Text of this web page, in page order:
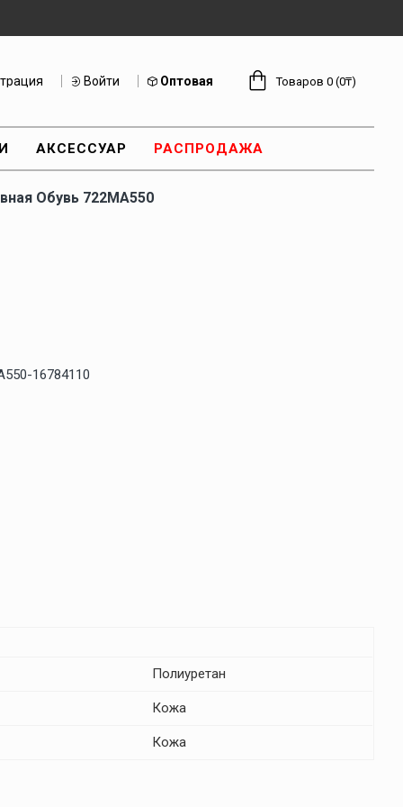
Войти Оптовая Товаров 0 (0₸)
АКСЕССУАР РАСПРОДАЖА
Обувь 722MA550
16784110
Полиуретан
Кожа
Кожа